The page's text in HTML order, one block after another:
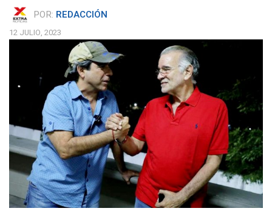
POR: REDACCIÓN
12 JULIO, 2023